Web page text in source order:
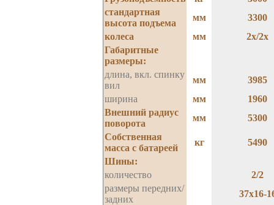
стандартная
высота подъема
мм
3300
колеса
мм
2x/2x
Габаритные
размеры:
длина, вкл. спинку
вил
мм
3985
ширина
мм
1960
Внешний радиус
поворота
мм
5300
Собственная
масса с батареей
кг
5490
Шины:
количество
2/2
размеры передних/
задних
37x16-